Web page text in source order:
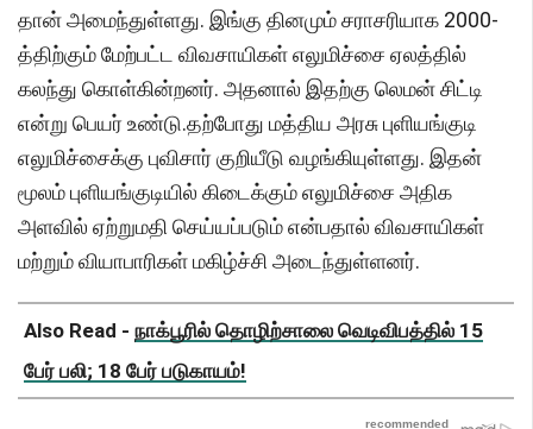
தான் அமைந்துள்ளது. இங்கு தினமும் சராசரியாக 2000-
த்திற்கும் மேற்பட்ட விவசாயிகள் எலுமிச்சை ஏலத்தில்
கலந்து கொள்கின்றனர். அதனால் இதற்கு லெமன் சிட்டி
என்று பெயர் உண்டு.தற்போது மத்திய அரசு புளியங்குடி
எலுமிச்சைக்கு புவிசார் குறியீடு வழங்கியுள்ளது. இதன்
மூலம் புளியங்குடியில் கிடைக்கும் எலுமிச்சை அதிக
அளவில் ஏற்றுமதி செய்யப்படும் என்பதால் விவசாயிகள்
மற்றும் வியாபாரிகள் மகிழ்ச்சி அடைந்துள்ளனர்.
Also Read - நாக்பூரில் தொழிற்சாலை வெடிவிபத்தில் 15
பேர் பலி; 18 பேர் படுகாயம்!